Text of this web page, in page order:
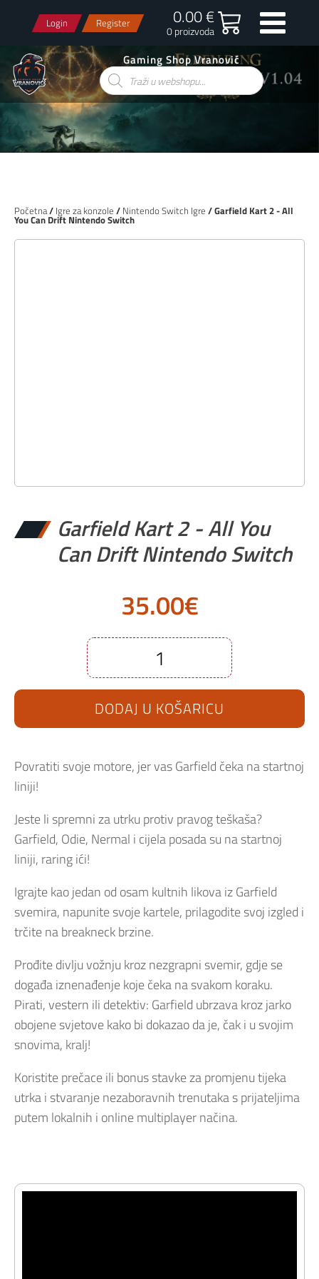
Login Register 0.00 €
0 proizvoda
Gaming Shop Vranović
Products
search
Početna/ Igre za konzole / Nintendo Switch Igre / Garfield Kart 2 - All
You Can Drift Nintendo Switch
Garfield Kart 2 - All You
Can Drift Nintendo Switch
35.00€
Kart
2
All
You
Can
količina
DODAJ U KOŠARICU
Povratiti svoje motore, jer vas Garfield čeka na startnoj
liniji!
Jeste li spremni za utrku protiv pravog teškaša?
Garfield, Odie, Nermal i cijela posada su na startnoj
liniji, raring ići!
Igrajte kao jedan od osam kultnih likova iz Garfield
svemira, napunite svoje kartele, prilagodite svoj izgled i
trčite na breakneck brzine.
Prođite divlju vožnju kroz nezgrapni svemir, gdje se
događa iznenađenje koje čeka na svakom koraku.
Pirati, vestern ili detektiv: Garfield ubrzava kroz jarko
obojene svjetove kako bi dokazao da je, čak i u svojim
snovima, kralj!
Koristite prečace ili bonus stavke za promjenu tijeka
utrka i stvaranje nezaboravnih trenutaka s prijateljima
putem lokalnih i online multiplayer načina.